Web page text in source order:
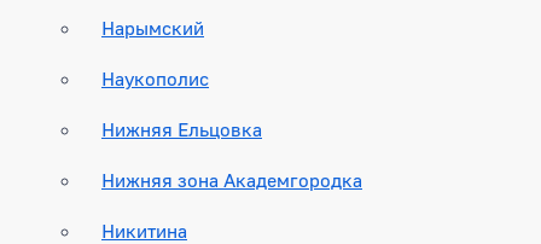
Нарымский
Наукополис
Нижняя Ельцовка
Нижняя зона Академгородка
Никитина